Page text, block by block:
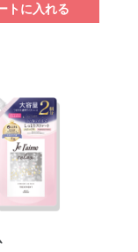
トに入れる